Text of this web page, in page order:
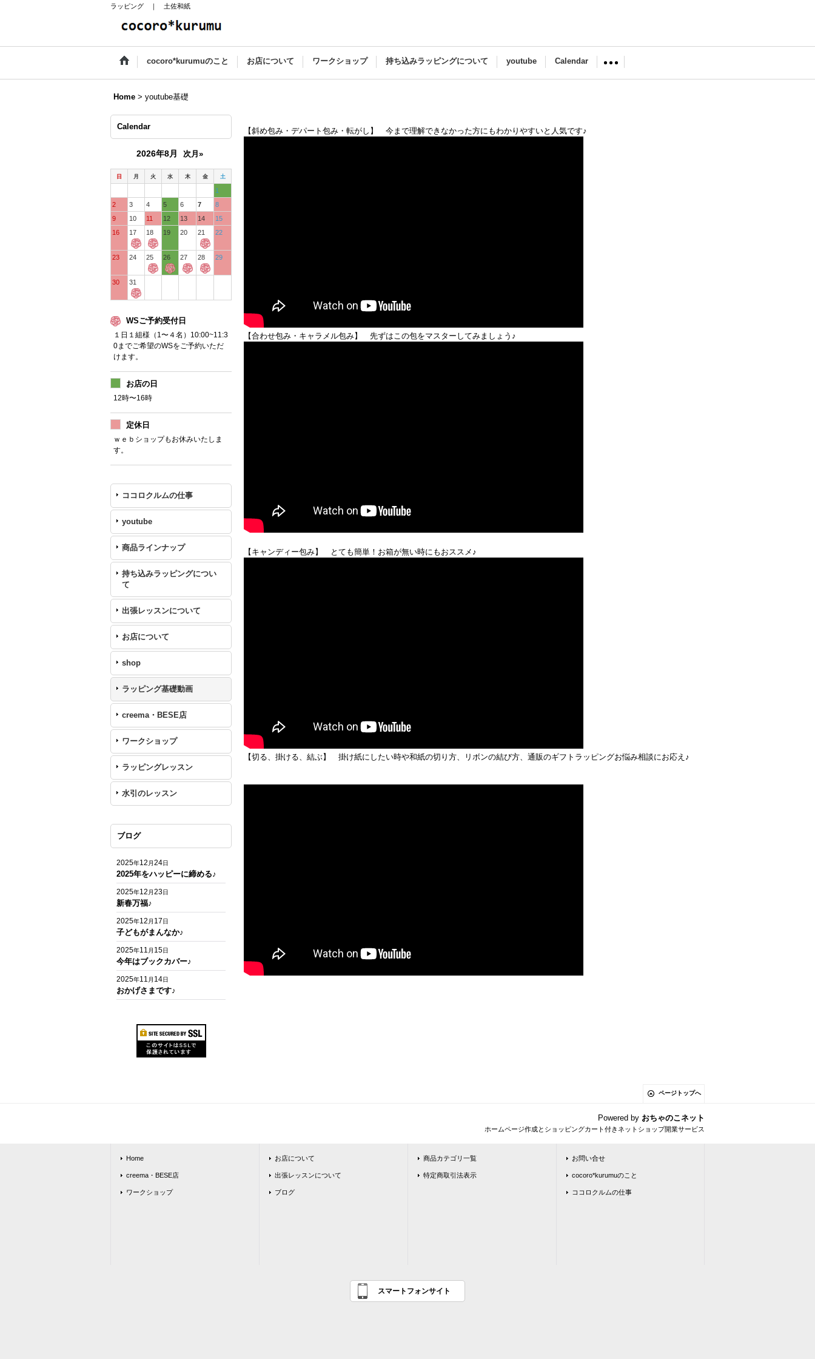
ラッピング ｜ 土佐和紙
cocoro*kurumuのこと お店について ワークショップ 持ち込みラッピングについて youtube Calendar
Home > youtube基礎
Calendar
2026年8月 次月»
日 月 火 水 木 金 土
1
2
3 4 5 6 7
8
9
10 11 12 13 14
15
16
17 18 19 20 21 22
23 24 25 26 27 28 29
30 31
WSご予約受付日
１日１組様（1〜４名）10:00~11:3
0までご希望のWSをご予約いただ
けます。
お店の日
12時〜16時
定休日
ｗｅｂショップもお休みいたしま
す。
ココロクルムの仕事
youtube
商品ラインナップ
持ち込みラッピングについ
て
出張レッスンについて
お店について
shop
ラッピング基礎動画
creema・BESE店
ワークショップ
ラッピングレッスン
水引のレッスン
ブログ
2025年12 月24日
2025年をハッピーに締める♪
2025年12 月23日
新春万福♪
2025年12 月 17日
子どもがまんなか♪
2025年11 月 15日
今年はブックカバー♪
2025年11 月 14日
おかげさまです♪
【斜め包み・デパート包み・転がし】 今まで理解できなかった方にもわかりやすいと人気です♪
【合わせ包み・キャラメル包み】 先ずはこの包をマスターしてみましょう♪
【キャンディー包み】 とても簡単！お箱が無い時にもおススメ♪
【切る、掛ける、結ぶ】 掛け紙にしたい時や和紙の切り方、リボンの結び方、通販のギフトラッピングお悩み相談にお応え♪
ページトップへ
Powered by おちゃのこネット
ホームページ作成とショッピングカート付きネットショップ開業サービス
Home
creema・BESE店
ワークショップ
お店について
出張レッスンについて
ブログ
商品カテゴリ一覧
特定商取引法表示
お問い合せ
cocoro*kurumuのこと
ココロクルムの仕事
スマートフォンサイト